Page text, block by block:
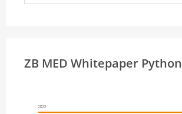
ZB MED Whitepaper Python